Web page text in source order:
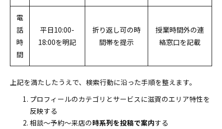
電
話
時
間
平日10:00-
18:00を明記
折り返し可の時
間帯を提示
授業時間外の連
絡窓口を記載
上記を満たしたうえで、検索行動に沿った手順を整えます。
プロフィールのカテゴリとサービスに滋賀のエリア特性を
反映する
相談〜予約〜来店の時系列を投稿で案内する